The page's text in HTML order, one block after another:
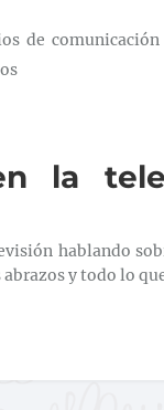
de comunicación
la
hablando
y todo lo